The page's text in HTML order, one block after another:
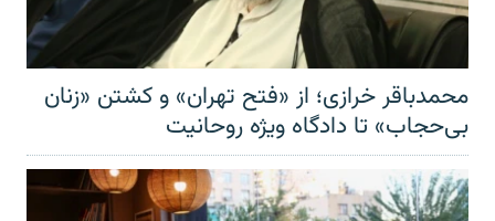
محمدباقر خرازی؛ از «فتح تهران» و کشتن «زنان
بی‌حجاب» تا دادگاه ویژه روحانیت